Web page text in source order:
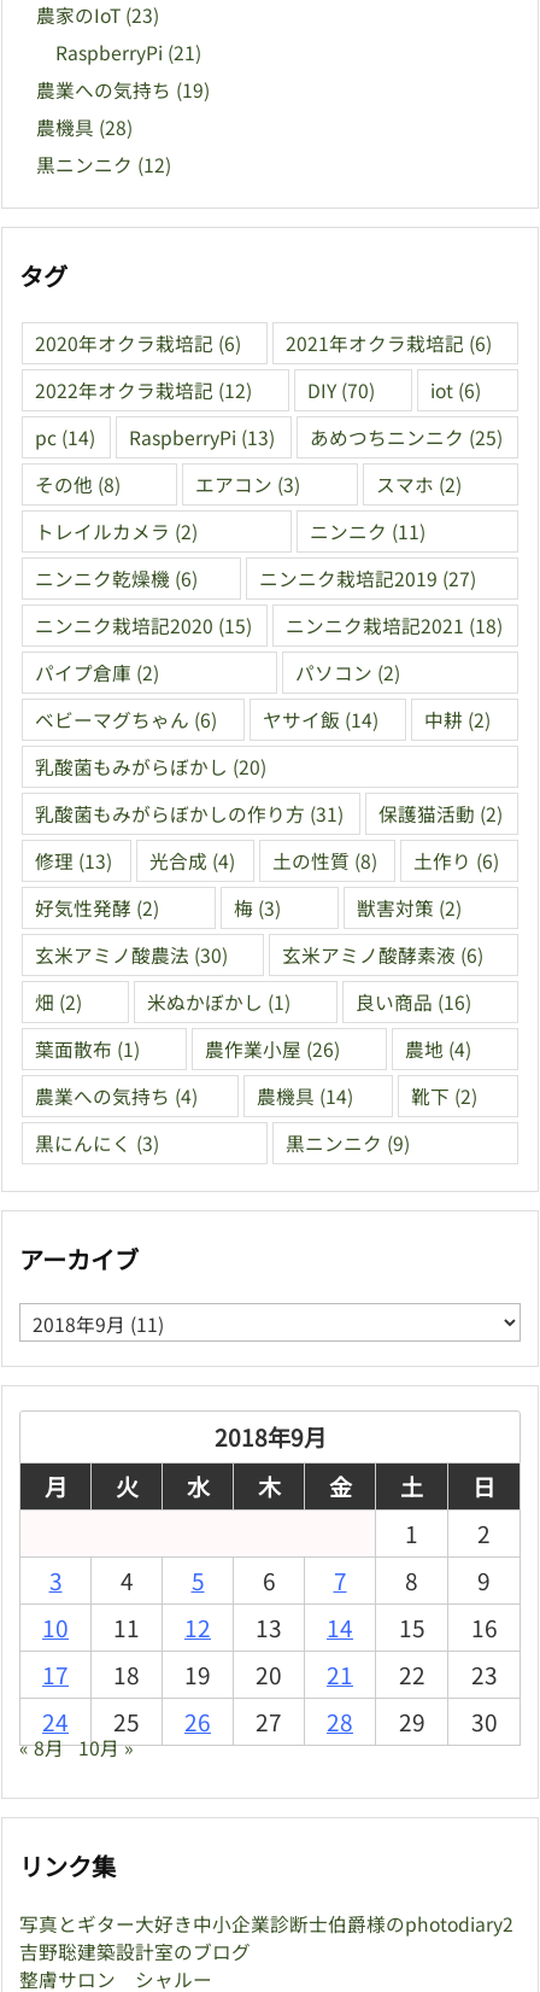
農家のIoT (23)
RaspberryPi (21)
農業への気持ち (19)
農機具 (28)
黒ニンニク (12)
タグ
2020年オクラ栽培記 (6) 2021年オクラ栽培記 (6)
2022年オクラ栽培記 (12) DIY (70) iot (6)
pc (14) RaspberryPi (13) あめつちニンニク (25)
その他 (8) エアコン (3) スマホ (2)
トレイルカメラ (2) ニンニク (11)
ニンニク乾燥機 (6) ニンニク栽培記2019 (27)
ニンニク栽培記2020 (15) ニンニク栽培記2021 (18)
パイプ倉庫 (2) パソコン (2)
ベビーマグちゃん (6) ヤサイ飯 (14) 中耕 (2)
乳酸菌もみがらぼかし (20)
乳酸菌もみがらぼかしの作り方 (31) 保護猫活動 (2)
修理 (13) 光合成 (4) 土の性質 (8) 土作り (6)
好気性発酵 (2) 梅 (3) 獣害対策 (2)
玄米アミノ酸農法 (30) 玄米アミノ酸酵素液 (6)
畑 (2) 米ぬかぼかし (1) 良い商品 (16)
葉面散布 (1) 農作業小屋 (26) 農地 (4)
農業への気持ち (4) 農機具 (14) 靴下 (2)
黒にんにく (3) 黒ニンニク (9)
アーカイブ
ア
ー
カ
2018年9月
月
火 水 木 金 土
日
1
2
3
4 5 6 7 8
9
10
11 12 13 14 15
16
17
18 19 20 21 22
23
24
25 26 27 28 29 30
« 8月 10月 »
リンク集
写真とギター大好き中小企業診断士伯爵様のphotodiary2
吉野聡建築設計室のブログ
整膚サロン シャルー